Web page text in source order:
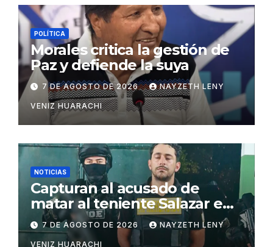
POLÍTICA
Morales critica la gestión de
Paz y defiende la suya
7 DE AGOSTO DE 2026 NAYZETH LENY
VENIZ HUARACHI
NOTICIAS
Capturan al acusado de
matar al teniente Salazar en
San Matías
7 DE AGOSTO DE 2026 NAYZETH LENY
VENIZ HUARACHI